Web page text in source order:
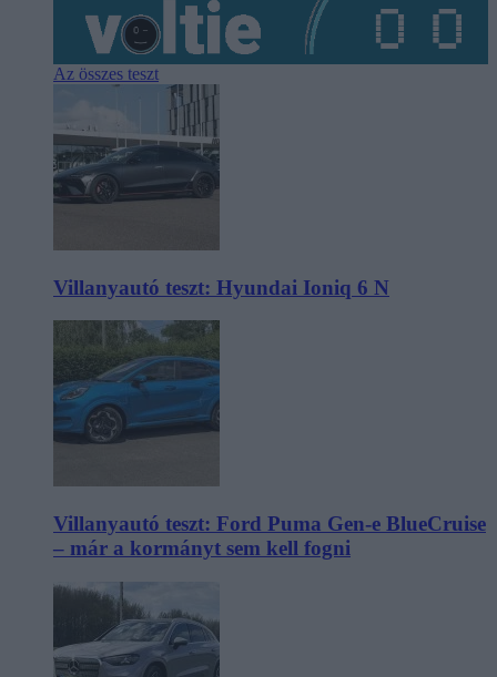
Az összes teszt
Villanyautó teszt: Hyundai Ioniq 6 N
Villanyautó teszt: Ford Puma Gen-e BlueCruise
– már a kormányt sem kell fogni